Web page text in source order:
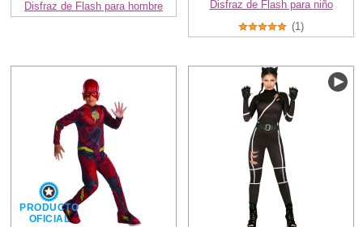
Disfraz de Flash para hombre
Disfraz de Flash para niño
(1)
PRODUCTO
OFICIAL